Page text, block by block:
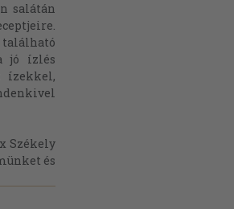
salátán
található
jó ízlés
ízekkel,
Székely
és